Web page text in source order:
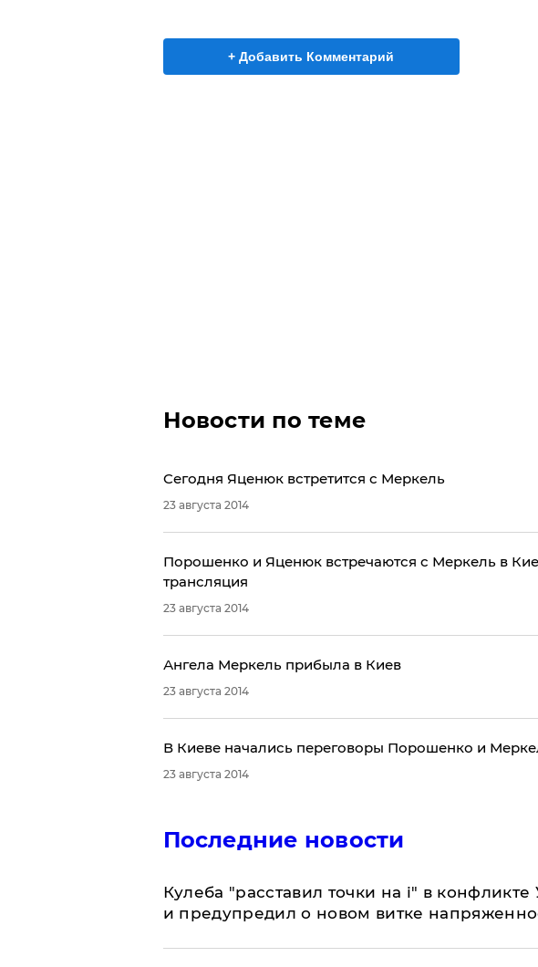
+ Добавить Комментарий
Новости по теме
Cегодня Яценюк встретится с Меркель
23 августа 2014
Порошенко и Яценюк встречаются с Меркель в
трансляция
23 августа 2014
Ангела Меркель прибыла в Киев
23 августа 2014
В Киеве начались переговоры Порошенко и
23 августа 2014
Последние новости
Кулеба "расставил точки на і" в
и предупредил о новом витке